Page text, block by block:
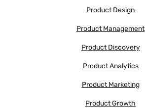
Product Design
Product Management
Product Discovery
Product Analytics
Product Marketing
Product Growth